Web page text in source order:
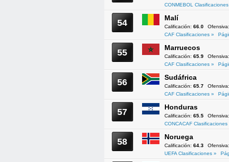
CONMEBOL Clasificaciones
54 Malí
Calificación: 66.0 Ofensiva:
CAF Clasificaciones »
55 Marruecos
Calificación: 65.9 Ofensiva:
CAF Clasificaciones »
56 Sudáfrica
Calificación: 65.7 Ofensiva:
CAF Clasificaciones »
57 Honduras
Calificación: 65.5 Ofensiva:
CONCACAF Clasificaciones
58 Noruega
Calificación: 64.3 Ofensiva:
UEFA Clasificaciones »